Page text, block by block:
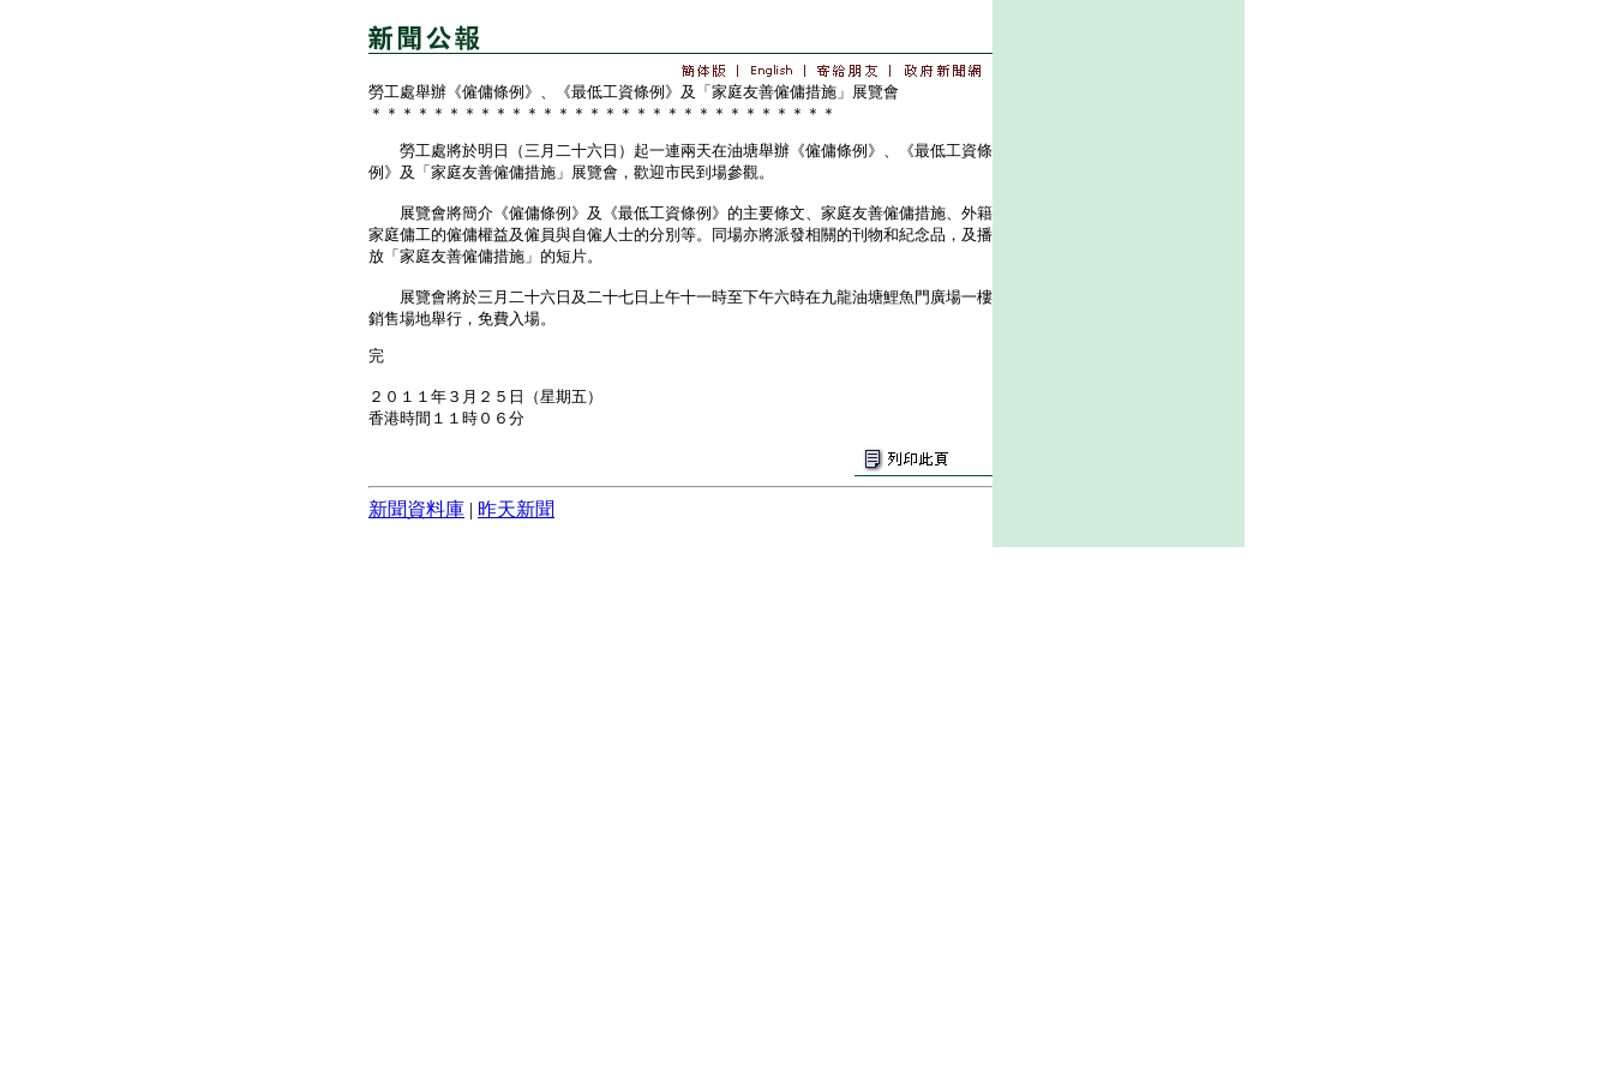
勞工處舉辦《僱傭條例》、《最低工資條例》及「家庭友善僱傭措施」展覽會
＊＊＊＊＊＊＊＊＊＊＊＊＊＊＊＊＊＊＊＊＊＊＊＊＊＊＊＊＊＊
勞工處將於明日（三月二十六日）起一連兩天在油塘舉辦《僱傭條例》、《最低工資條
例》及「家庭友善僱傭措施」展覽會，歡迎市民到場參觀。
展覽會將簡介《僱傭條例》及《最低工資條例》的主要條文、家庭友善僱傭措施、外籍
家庭傭工的僱傭權益及僱員與自僱人士的分別等。同場亦將派發相關的刊物和紀念品，及播
放「家庭友善僱傭措施」的短片。
展覽會將於三月二十六日及二十七日上午十一時至下午六時在九龍油塘鯉魚門廣場一樓
銷售場地舉行，免費入場。
完
２０１１年３月２５日（星期五）
香港時間１１時０６分
新聞資料庫 | 昨天新聞